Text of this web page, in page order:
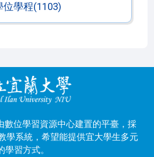
位學程(1103)
數位學習資源中心建置的平臺，採
學系統，希望能提供宜大學生多元
學習方式。